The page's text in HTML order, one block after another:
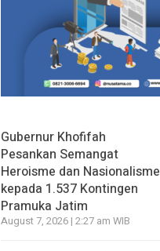
Gubernur Khofifah
Pesankan Semangat
Heroisme dan Nasionalisme
kepada 1.537 Kontingen
Pramuka Jatim
August 7, 2026 | 2:27 am WIB